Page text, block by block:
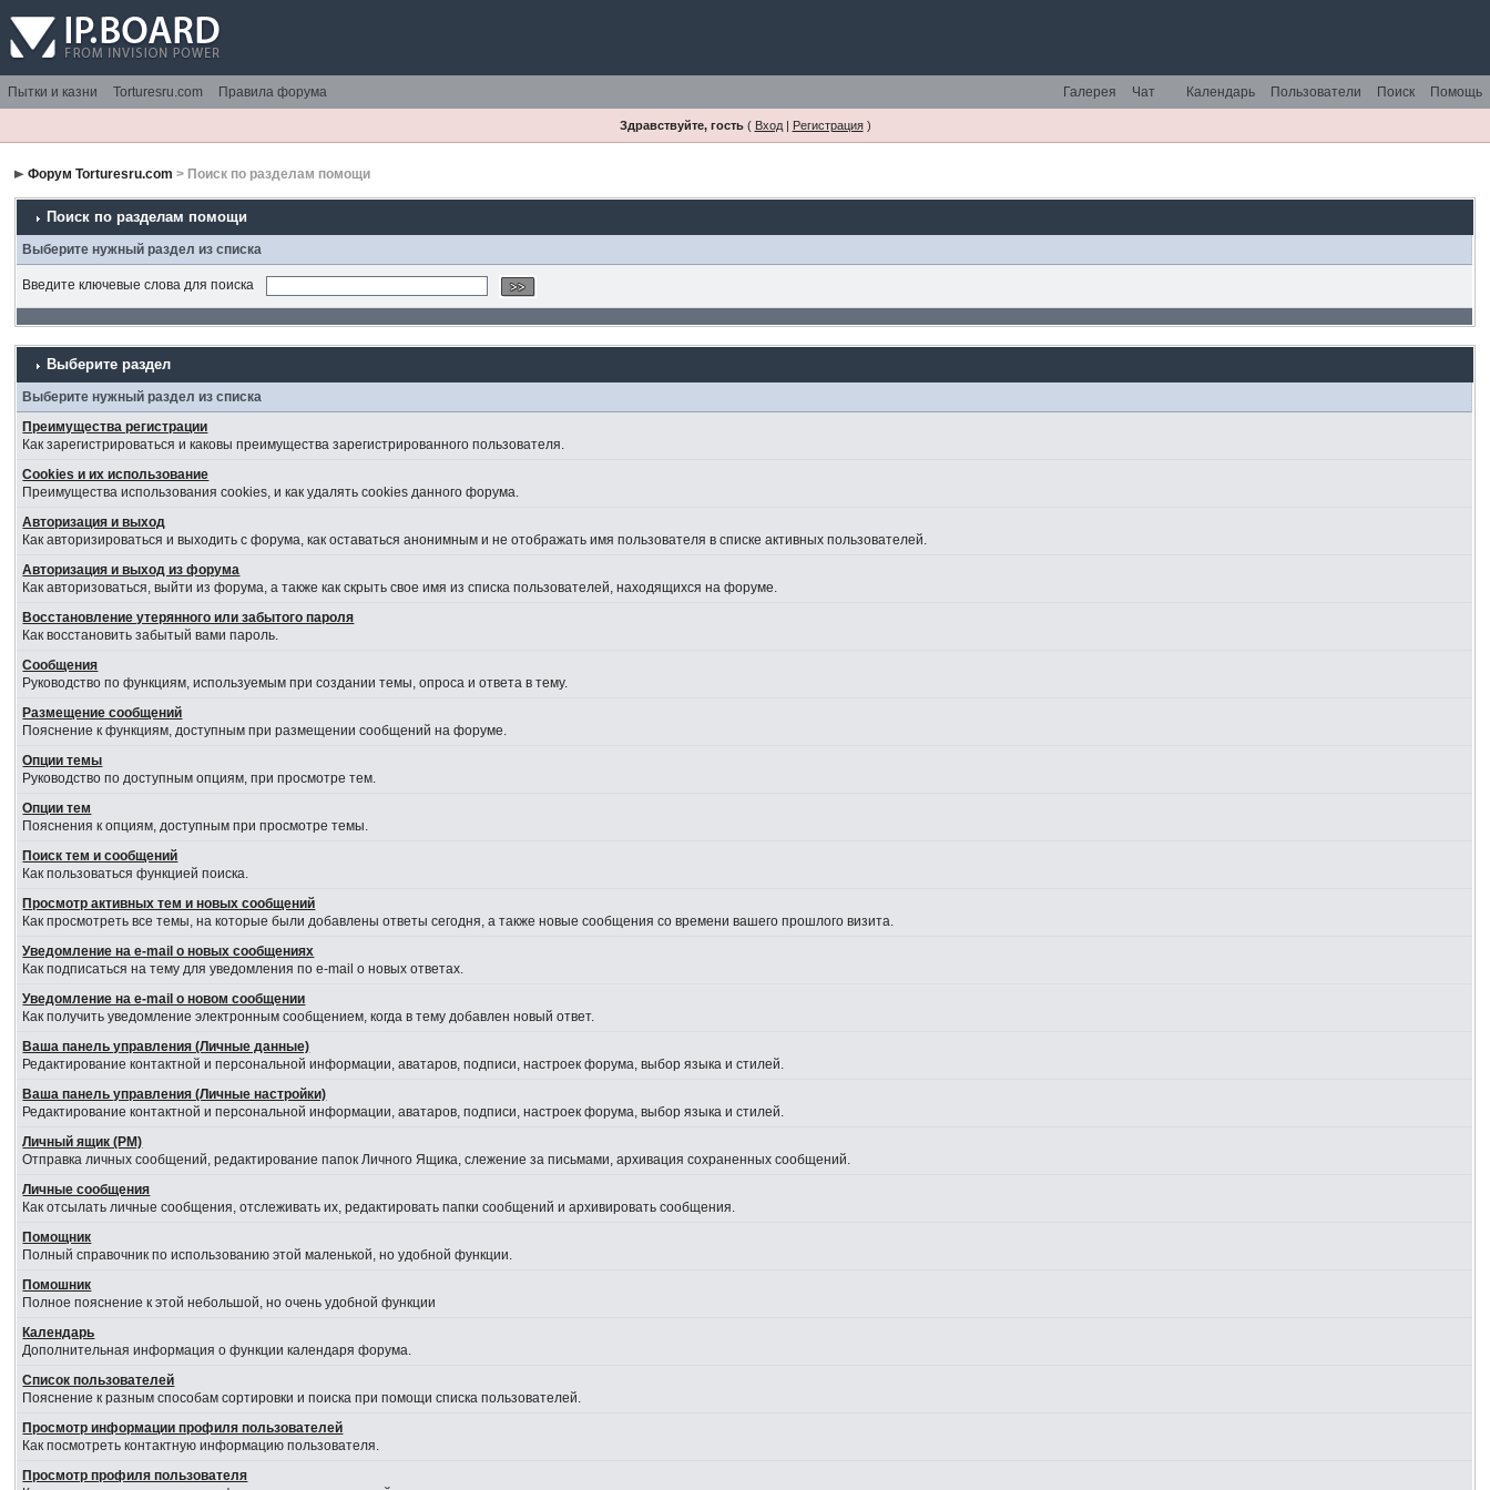
Пытки и казни Torturesru.com Правила форума Помощь
Поиск
Пользователи
Календарь
Чат
Галерея
Здравствуйте, гость( Вход| Регистрация)
Форум Torturesru.com > Поиск по разделам помощи
Поиск по разделам помощи
Выберите нужный раздел из списка
Введите ключевые слова для поиска
Выберите раздел
Выберите нужный раздел из списка
Преимущества регистрации
Как зарегистрироваться и каковы преимущества зарегистрированного пользователя.
Cookies и их использование
Преимущества использования cookies, и как удалять cookies данного форума.
Авторизация и выход
Как авторизироваться и выходить с форума, как оставаться анонимным и не отображать имя пользователя в списке активных пользователей.
Авторизация и выход из форума
Как авторизоваться, выйти из форума, а также как скрыть свое имя из списка пользователей, находящихся на форуме.
Восстановление утерянного или забытого пароля
Как восстановить забытый вами пароль.
Сообщения
Руководство по функциям, используемым при создании темы, опроса и ответа в тему.
Размещение сообщений
Пояснение к функциям, доступным при размещении сообщений на форуме.
Опции темы
Руководство по доступным опциям, при просмотре тем.
Опции тем
Пояснения к опциям, доступным при просмотре темы.
Поиск тем и сообщений
Как пользоваться функцией поиска.
Просмотр активных тем и новых сообщений
Как просмотреть все темы, на которые были добавлены ответы сегодня, а также новые сообщения со времени вашего прошлого визита.
Уведомление на e-mail о новых сообщениях
Как подписаться на тему для уведомления по e-mail о новых ответах.
Уведомление на е-mail о новом сообщении
Как получить уведомление электронным сообщением, когда в тему добавлен новый ответ.
Ваша панель управления (Личные данные)
Редактирование контактной и персональной информации, аватаров, подписи, настроек форума, выбор языка и стилей.
Ваша панель управления (Личные настройки)
Редактирование контактной и персональной информации, аватаров, подписи, настроек форума, выбор языка и стилей.
Личный ящик (PM)
Отправка личных сообщений, редактирование папок Личного Ящика, слежение за письмами, архивация сохраненных сообщений.
Личные сообщения
Как отсылать личные сообщения, отслеживать их, редактировать папки сообщений и архивировать сообщения.
Помощник
Полный справочник по использованию этой маленькой, но удобной функции.
Помошник
Полное пояснение к этой небольшой, но очень удобной функции
Календарь
Дополнительная информация о функции календаря форума.
Список пользователей
Пояснение к разным способам сортировки и поиска при помощи списка пользователей.
Просмотр информации профиля пользователей
Как посмотреть контактную информацию пользователя.
Просмотр профиля пользователя